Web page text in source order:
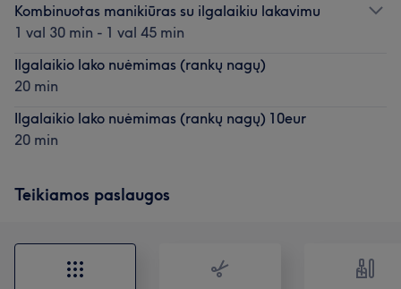
Kombinuotas manikiūras su ilgalaikiu lakavimu
1 val 30 min - 1 val 45 min
Ilgalaikio lako nuėmimas (rankų nagų)
20 min
Ilgalaikio lako nuėmimas (rankų nagų) 10eur
20 min
Teikiamos paslaugos